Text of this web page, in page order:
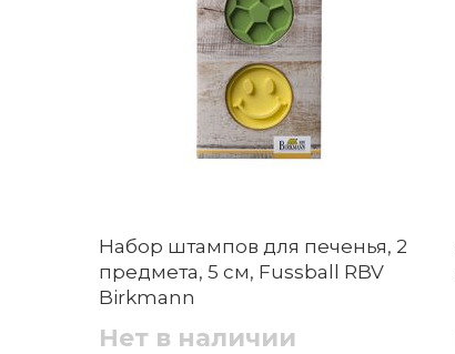
Набор штампов для печенья, 2
предмета, 5 см, Fussball RBV
Birkmann
Нет в наличии